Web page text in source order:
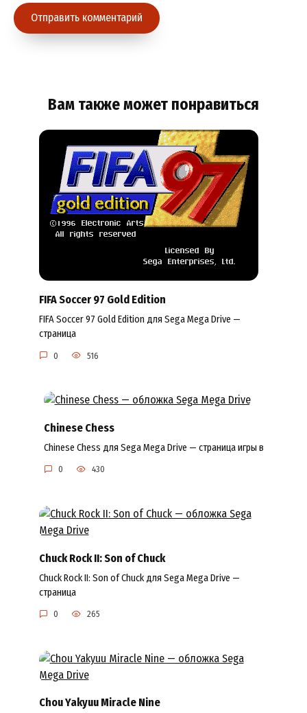
Вам также может понравиться
FIFA Soccer 97 Gold Edition
FIFA Soccer 97 Gold Edition для Sega Mega Drive —
страница
0 516
Chinese Chess
Chinese Chess для Sega Mega Drive — страница игры в
0 430
Chuck Rock II: Son of Chuck
Chuck Rock II: Son of Chuck для Sega Mega Drive —
страница
0 265
Chou Yakyuu Miracle Nine